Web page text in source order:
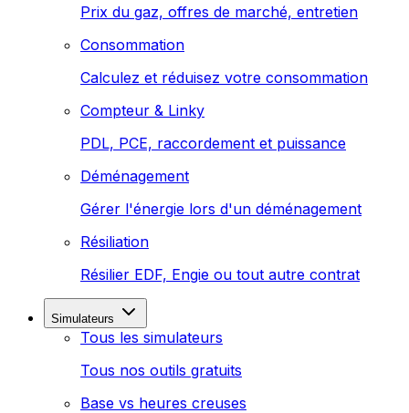
Prix du gaz, offres de marché, entretien
Consommation
Calculez et réduisez votre consommation
Compteur & Linky
PDL, PCE, raccordement et puissance
Déménagement
Gérer l'énergie lors d'un déménagement
Résiliation
Résilier EDF, Engie ou tout autre contrat
Simulateurs
Tous les simulateurs
Tous nos outils gratuits
Base vs heures creuses